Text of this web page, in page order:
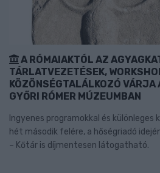
A RÓMAIAKTÓL AZ
TÁRLATVEZETÉSEK,
KÖZÖNSÉGTALÁLKOZÓ VÁRJA
GYŐRI RÓMER MÚZEUMBAN
Ingyenes programokkal és különleges
hét második felére, a hőségriadó
– Kőtár is díjmentesen látogatható.